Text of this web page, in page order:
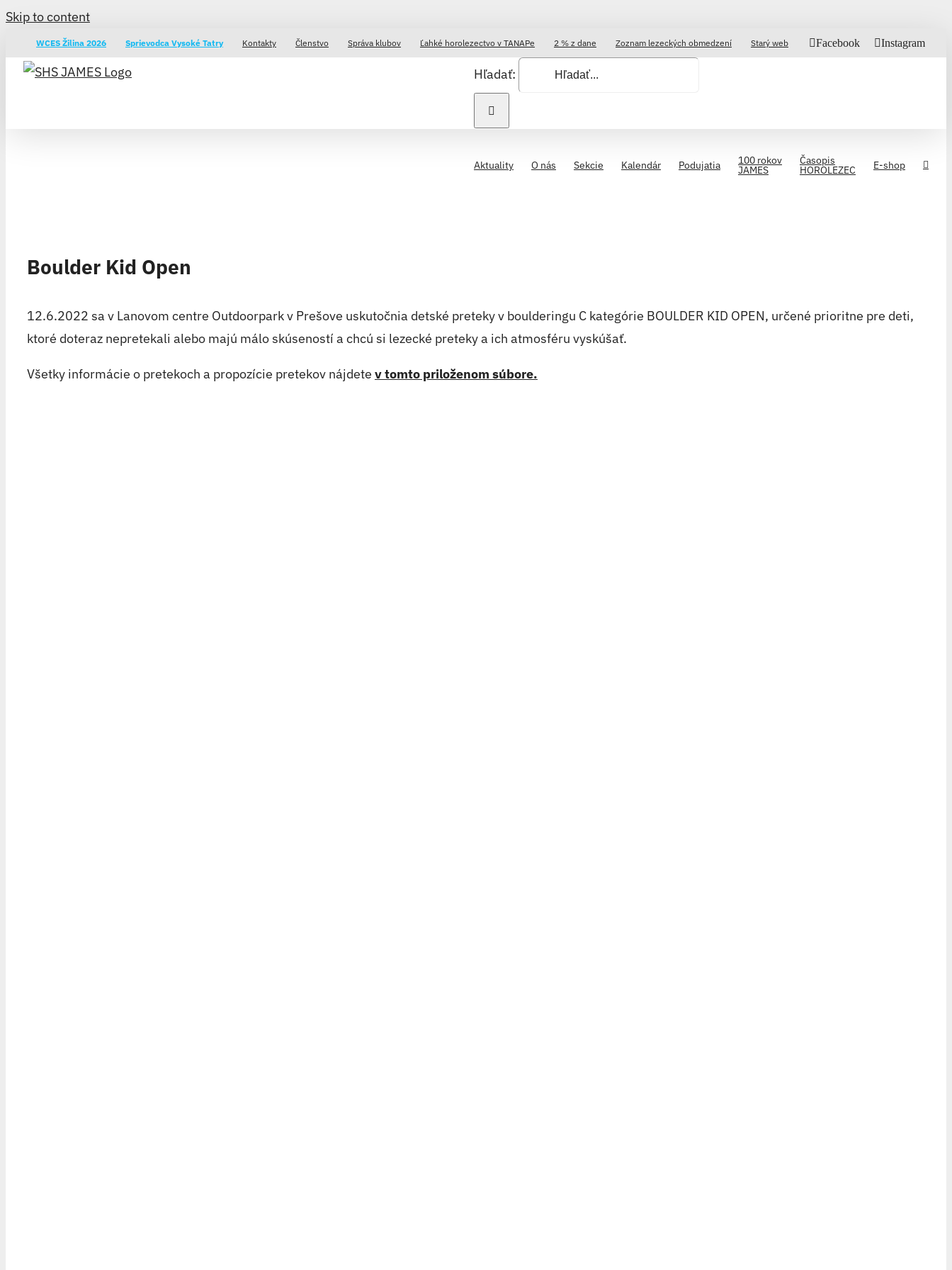
Skip to content
WCES Žilina 2026 Sprievodca Vysoké Tatry Kontakty Členstvo Správa klubov Ľahké horolezectvo v TANAPe 2 % z dane Zoznam lezeckých obmedzení Starý web Facebook Instagram
Hľadať:
Aktuality O nás Sekcie Kalendár Podujatia 100 rokov
JAMES
Časopis
HOROLEZEC E-shop
Boulder Kid Open
12.6.2022 sa v Lanovom centre Outdoorpark v Prešove uskutočnia detské preteky v boulderingu C kategórie BOULDER KID OPEN, určené prioritne pre deti,
ktoré doteraz nepretekali alebo majú málo skúseností a chcú si lezecké preteky a ich atmosféru vyskúšať.
Všetky informácie o pretekoch a propozície pretekov nájdete v tomto priloženom súbore.